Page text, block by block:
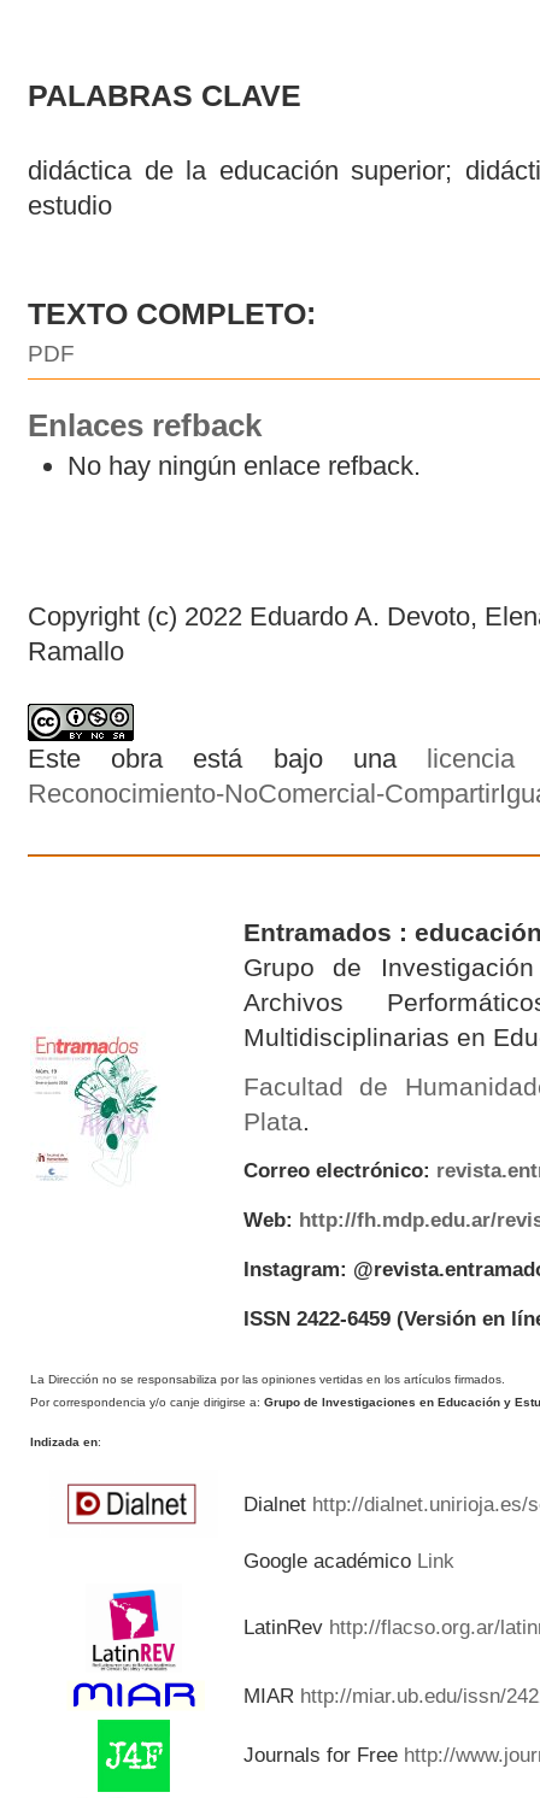
PALABRAS CLAVE
didáctica de la educación superior;
estudio
TEXTO COMPLETO:
PDF
Enlaces refback
No hay ningún enlace refback.
Copyright (c) 2022 Eduardo A. Devoto,
Ramallo
Este obra está bajo una
Reconocimiento-NoComercial-
Entramados :
Grupo de
Archivos
Multidisciplinarias en
Facultad de
Plata.
Correo electrónico:
Web: http://fh.mdp.edu.ar/
Instagram:
ISSN 2422-6459(Versión en
La Dirección no se responsabiliza por las opiniones vertidas en los artículos firmados.
Por correspondencia y/o canje dirigirse a: Grupo de Investigaciones en Educación y
Indizada en:
Dialnet http://dialnet.unirioja.es/
Google académico Link
LatinRev http://flacso.org.ar/
MIAR http://miar.ub.edu/issn/
Journals for Free http://